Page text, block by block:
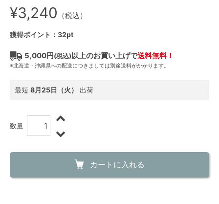
¥3,240 （税込）
獲得ポイント：32pt
5,000円(税込)以上のお買い上げで送料無料！
※北海道・沖縄県への配送につきましては別途送料がかかります。
最短 8月25日（火） 出荷
数量
カートに入れる